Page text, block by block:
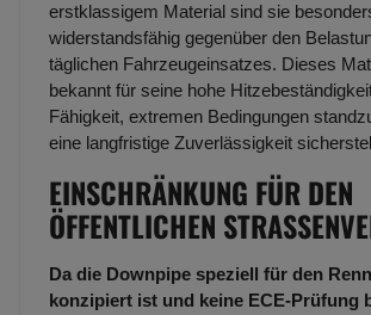
erstklassigem Material sind sie
widerstandsfähig gegenüber den
täglichen Fahrzeugeinsatzes. Dieses
bekannt für seine hohe
Fähigkeit, extremen Bedingungen
eine langfristige Zuverlässigkeit
EINSCHRÄNKUNG FÜR DEN
ÖFFENTLICHEN
Da die Downpipe speziell für den
konzipiert ist und keine ECE-Prüfung